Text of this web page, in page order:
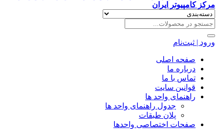
مرکز کامپیوتر ایران
ورود | ثبت‌نام
صفحه اصلی
درباره ما
تماس با ما
قوانین سایت
راهنمای واحد ها
جدول راهنمای واحد ها
پلان طبقات
صفحات اختصاصی واحدها